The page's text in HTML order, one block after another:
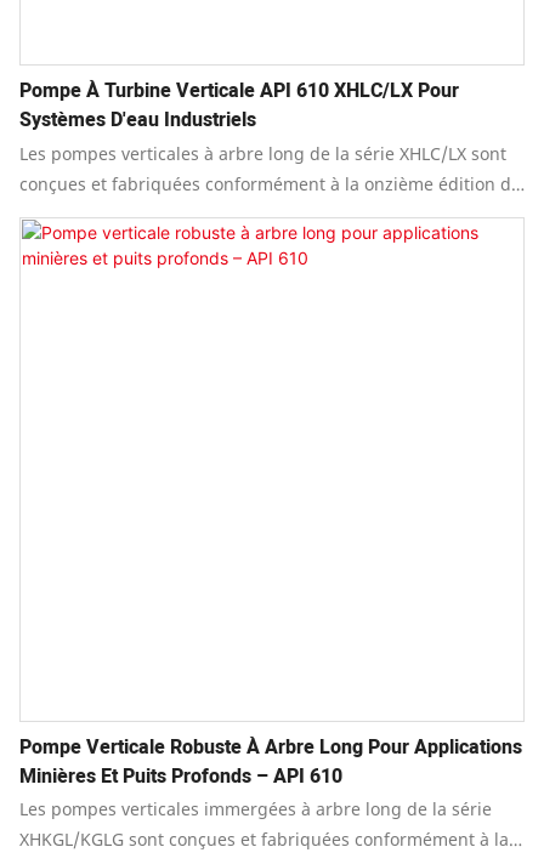
Pompe À Turbine Verticale API 610 XHLC/LX Pour
Systèmes D'eau Industriels
Les pompes verticales à arbre long de la série XHLC/LX sont
conçues et fabriquées conformément à la onzième édition de
la norme API 610 « Pompes centrifuges pour les industries du
pétrole, de la pétrochimie et du gaz naturel », tout en
répondant également aux exigences de conception des
Pompe Verticale Robuste À Arbre Long Pour Applications
Minières Et Puits Profonds – API 610
Les pompes verticales immergées à arbre long de la série
XHKGL/KGLG sont conçues et fabriquées conformément à la